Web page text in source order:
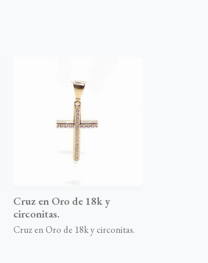
Cruz en Oro de 18k y
circonitas.
Cruz en Oro de 18k y circonitas.